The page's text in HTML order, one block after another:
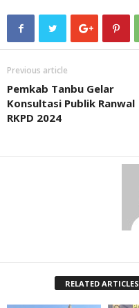
Previous article
Pemkab Tanbu Gelar
Konsultasi Publik Ranwal
RKPD 2024
RELATED ARTICLES